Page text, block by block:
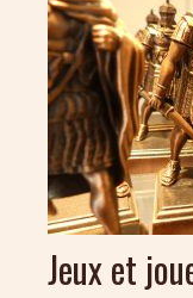
Jeux et